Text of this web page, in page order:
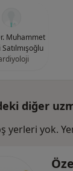
Muhammet
diğer
yerleri yok.